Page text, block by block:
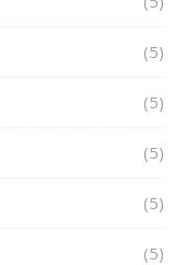
(5)
(5)
(5)
(5)
(5)